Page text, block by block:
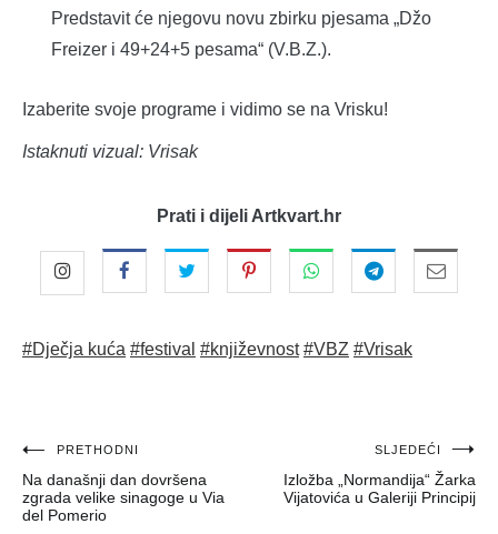
Predstavit će njegovu novu zbirku pjesama „Džo
Freizer i 49+24+5 pesama“ (V.B.Z.).
Izaberite svoje programe i vidimo se na Vrisku!
Istaknuti vizual: Vrisak
Prati i dijeli Artkvart.hr
#Dječja kuća #festival #književnost #VBZ #Vrisak
Navigacija
objava
PRETHODNI
Na današnji dan dovršena
zgrada velike sinagoge u Via
del Pomerio
SLJEDEĆI
Izložba „Normandija“ Žarka
Vijatovića u Galeriji Principij